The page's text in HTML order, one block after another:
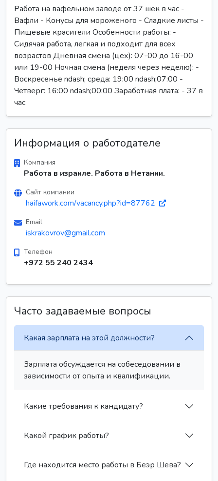
Работа на вафельном заводе от 37 шек в час -
Вафли - Конусы для мороженого - Сладкие листы -
Пищевые красители Особенности работы: -
Сидячая работа, легкая и подходит для всех
возрастов Дневная смена (цех): 07-00 до 16-00
или 19-00 Ночная смена (неделя через неделю): -
Воскресенье ndash; среда: 19:00 ndash;07:00 -
Четверг: 16:00 ndash;00:00 Заработная плата: - 37 в
час
Информация о работодателе
Компания
Работа в израиле. Работа в Нетании.
Сайт компании
haifawork.com/vacancy.php?id=87762
Email
iskrakovrov@gmail.com
Телефон
+972 55 240 2434
Часто задаваемые вопросы
Какая зарплата на этой должности?
Зарплата обсуждается на собеседовании в
зависимости от опыта и квалификации.
Какие требования к кандидату?
Какой график работы?
Где находится место работы в Беэр Шева?